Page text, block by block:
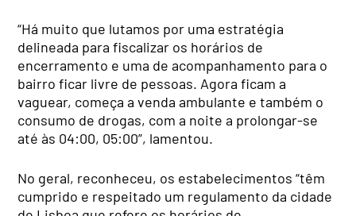
“Há muito que lutamos por uma estratégia
delineada para fiscalizar os horários de
encerramento e uma de acompanhamento para o
bairro ficar livre de pessoas. Agora ficam a
vaguear, começa a venda ambulante e também o
consumo de drogas, com a noite a prolongar-se
até às 04:00, 05:00”, lamentou.
No geral, reconheceu, os estabelecimentos “têm
cumprido e respeitado um regulamento da cidade